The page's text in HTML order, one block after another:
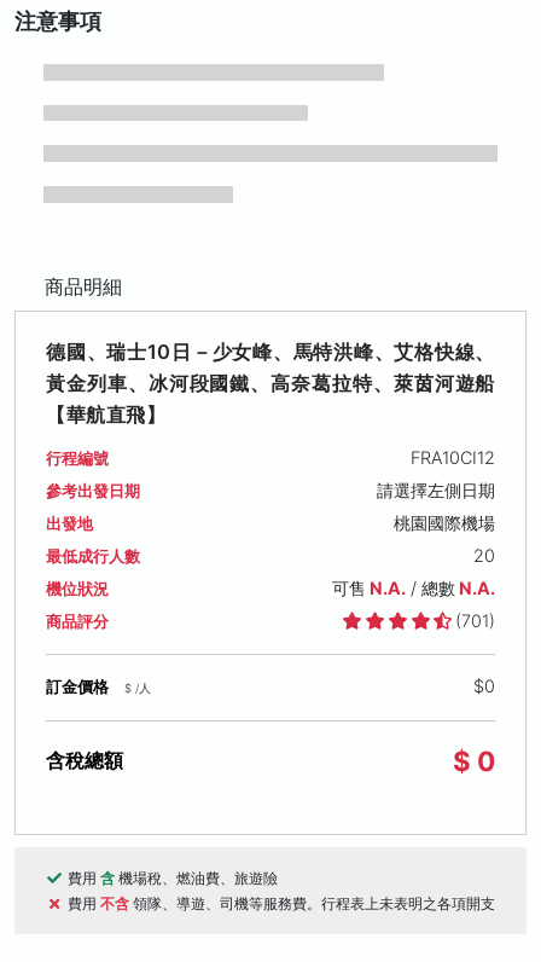
注意事項
商品明細
德國、瑞士10日－少女峰、馬特洪峰、艾格快線、
黃金列車、冰河段國鐵、高奈葛拉特、萊茵河遊船
【華航直飛】
行程編號 FRA10CI12
參考出發日期 請選擇左側日期
出發地 桃園國際機場
最低成行人數 20
機位狀況 可售 N.A./ 總數N.A.
商品評分 (701)
訂金價格 $ /人 $0
含稅總額 $ 0
費用 含 機場稅、燃油費、旅遊險
費用 不含 領隊、導遊、司機等服務費。行程表上未表明之各項開支